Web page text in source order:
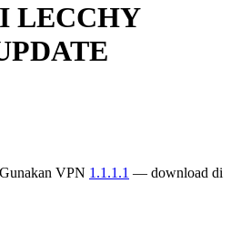
LECCHY
VPN 1.1.1.1 — download di